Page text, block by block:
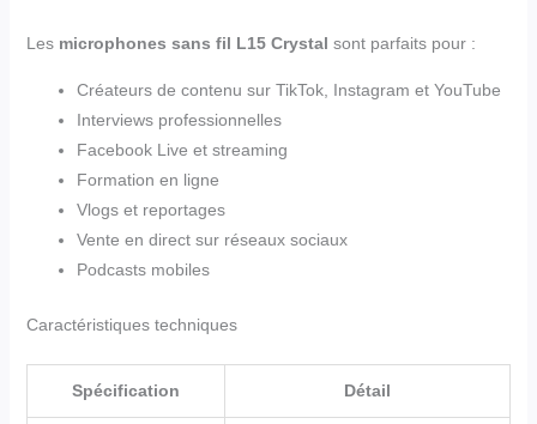
Les microphones sans fil L15 Crystal sont parfaits pour :
Créateurs de contenu sur TikTok, Instagram et YouTube
Interviews professionnelles
Facebook Live et streaming
Formation en ligne
Vlogs et reportages
Vente en direct sur réseaux sociaux
Podcasts mobiles
Caractéristiques techniques
Spécification Détail